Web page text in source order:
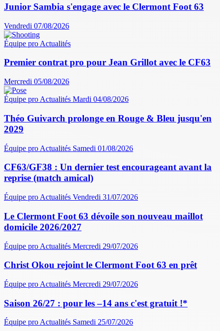
Junior Sambia s'engage avec le Clermont Foot 63
Vendredi 07/08/2026
Équipe pro Actualités
Premier contrat pro pour Jean Grillot avec le CF63
Mercredi 05/08/2026
Équipe pro Actualités Mardi 04/08/2026
Théo Guivarch prolonge en Rouge & Bleu jusqu'en
2029
Équipe pro Actualités Samedi 01/08/2026
CF63/GF38 : Un dernier test encourageant avant la
reprise (match amical)
Équipe pro Actualités Vendredi 31/07/2026
Le Clermont Foot 63 dévoile son nouveau maillot
domicile 2026/2027
Équipe pro Actualités Mercredi 29/07/2026
Christ Okou rejoint le Clermont Foot 63 en prêt
Équipe pro Actualités Mercredi 29/07/2026
Saison 26/27 : pour les –14 ans c'est gratuit !*
Équipe pro Actualités Samedi 25/07/2026